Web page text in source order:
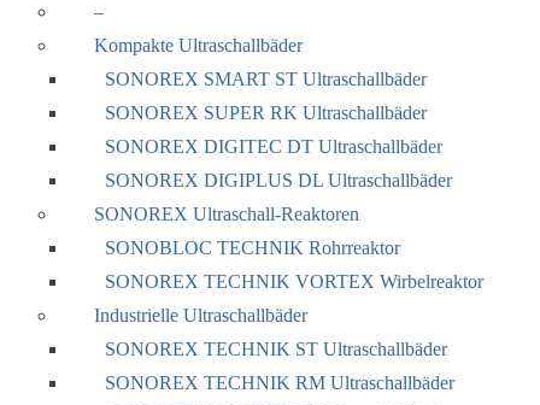
–
Kompakte Ultraschallbäder
SONOREX SMART ST Ultraschallbäder
SONOREX SUPER RK Ultraschallbäder
SONOREX DIGITEC DT Ultraschallbäder
SONOREX DIGIPLUS DL Ultraschallbäder
SONOREX Ultraschall-Reaktoren
SONOBLOC TECHNIK Rohrreaktor
SONOREX TECHNIK VORTEX Wirbelreaktor
Industrielle Ultraschallbäder
SONOREX TECHNIK ST Ultraschallbäder
SONOREX TECHNIK RM Ultraschallbäder